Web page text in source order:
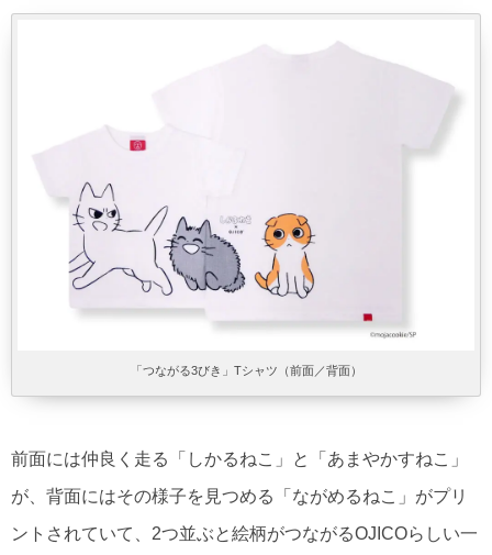
「つながる3びき」Tシャツ（前面／背面）
前面には仲良く走る「しかるねこ」と「あまやかすねこ」
が、背面にはその様子を見つめる「ながめるねこ」がプリ
ントされていて、2つ並ぶと絵柄がつながるOJICOらしい一